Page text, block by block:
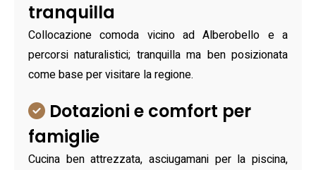
tranquilla
Collocazione comoda vicino ad Alberobello e a
percorsi naturalistici; tranquilla ma ben posizionata
come base per visitare la regione.
Dotazioni e comfort per
famiglie
Cucina ben attrezzata, asciugamani per la piscina,